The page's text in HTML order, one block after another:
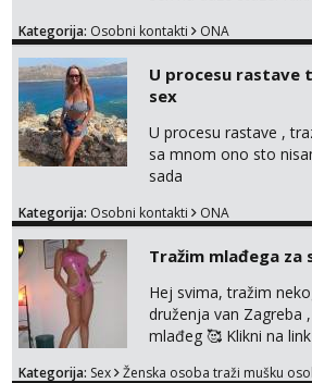
Kategorija: Osobni kontakti ONA
U procesu rastave
sex
U procesu rastave ,
sa mnom ono sto
sada
Kategorija: Osobni kontakti ONA
Tražim mlađega za
Hej svima, tražim
druženja van Zagreba
mlađeg 🥰 Klikni na
Kategorija: Sex Ženska osoba traži mušku